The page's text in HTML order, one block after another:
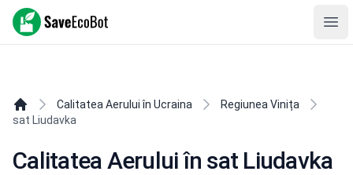
SaveEcoBot
Calitatea Aerului în Ucraina
Regiunea Vinița
sat Liudavka
Calitatea Aerului în sat Liudavka